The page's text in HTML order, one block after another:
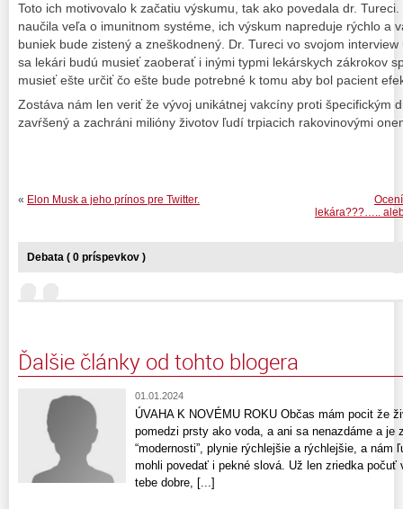
Toto ich motivovalo k začatiu výskumu, tak ako povedala dr.
naučila veľa o imunitnom systéme, ich výskum napreduje rýchlo a
buniek bude zistený a zneškodnený. Dr. Tureci vo svojom
sa lekári budú musieť zaoberať i inými typmi lekárskych zákrokov
musieť ešte určiť čo ešte bude potrebné k tomu aby bol pacient
Zostáva nám len veriť že vývoj unikátnej vakcíny proti špecifickým
zavŕšený a zachráni milióny životov ľudí trpiacich rakovinovými
lekára???…..
« Elon Musk a jeho prínos pre Twitter.
Debata ( 0 príspevkov )
Ďalšie články od tohto blogera
01.01.2024
ÚVAHA K NOVÉMU ROKU Občas mám pocit že
pomedzi prsty ako voda, a ani sa nenazdáme a je
“modernosti”, plynie rýchlejšie a rýchlejšie, a
mohli povedať i pekné slová. Už len zriedka
tebe dobre, [...]